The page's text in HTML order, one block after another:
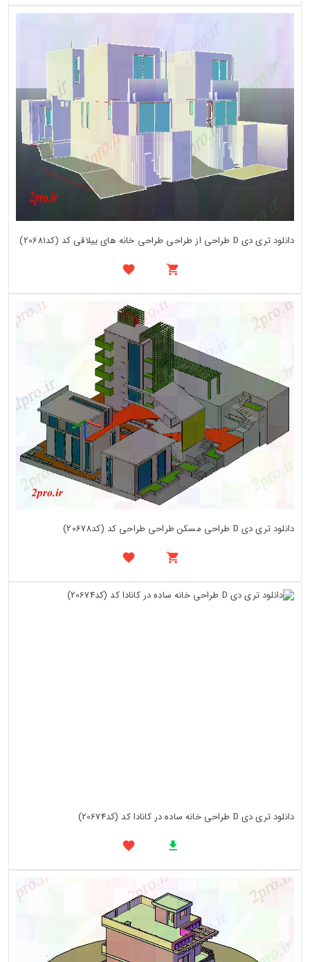
دانلود تری دی D طراحی از طراحی طراحی خانه های ییلاقی کد (کد20681)
دانلود تری دی D طراحی مسکن طراحی طراحی کد (کد20678)
دانلود تری دی D طراحی خانه ساده در کانادا کد (کد20674)